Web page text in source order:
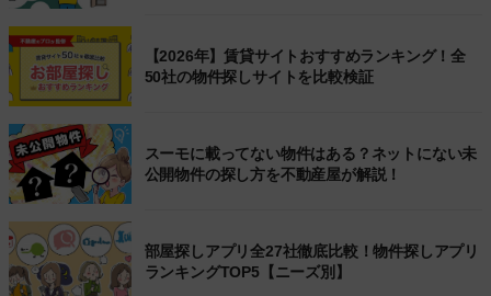
【2026年】賃貸サイトおすすめランキング！全
50社の物件探しサイトを比較検証
スーモに載ってない物件はある？ネットにない未
公開物件の探し方を不動産屋が解説！
部屋探しアプリ全27社徹底比較！物件探しアプリ
ランキングTOP5【ニーズ別】